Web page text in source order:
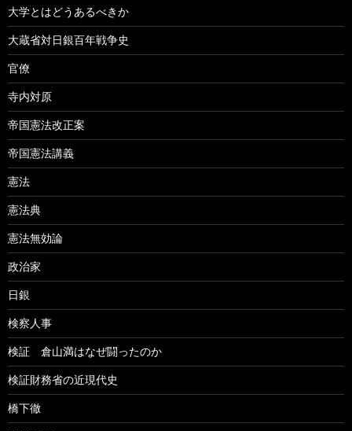
大学とはどうあるべきか
大蔵省対日銀百年戦争史
官僚
寺内対原
帝国憲法改正案
帝国憲法講義
憲法
憲法典
憲法無効論
政治家
日銀
検察人事
検証 倉山満はなぜ闘ったのか
検証財務省の近現代史
橋下徹